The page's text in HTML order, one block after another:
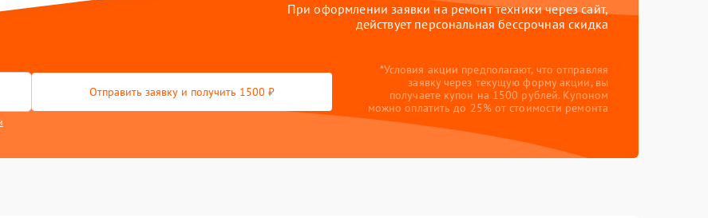
При оформлении заявки на ремонт техники через сайт,
действует персональная бессрочная скидка
Отправить заявку и получить 1500 ₽
*Условия акции предполагают, что отправляя
заявку через текущую форму акции, вы
получаете купон на 1500 рублей. Купоном
можно оплатить до 25% от стоимости ремонта